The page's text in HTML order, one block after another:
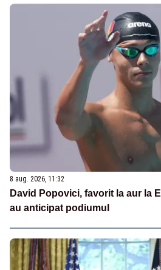
8 aug. 2026, 11:32
David Popovici, favorit la aur la
au anticipat podiumul